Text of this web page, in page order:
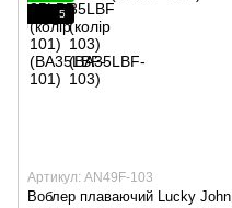
5
Артикул: AN49F-103
Воблер плаваючий Lucky John